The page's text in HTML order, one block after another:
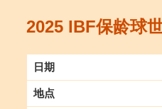
2025 IBF保龄球
日期
地点